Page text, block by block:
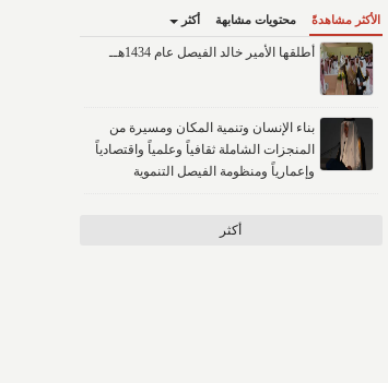
الأكثر مشاهدةً محتويات مشابهة أكثر
أطلقها الأمير خالد الفيصل عام 1434هــ
بناء الإنسان وتنمية المكان ومسيرة من
المنجزات الشاملة ثقافياً وعلمياً واقتصادياً
وإعمارياً ومنظومة الفيصل التنموية
أكثر